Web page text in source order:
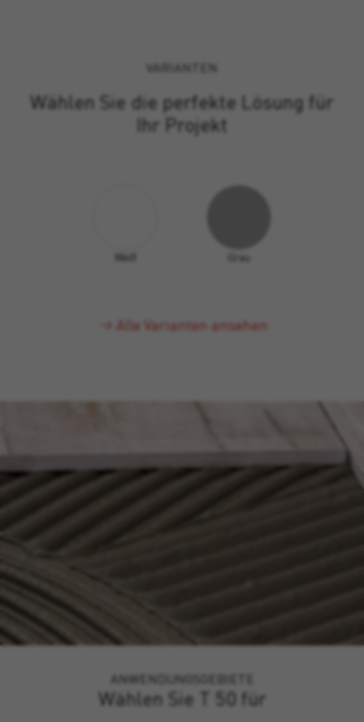
VARIANTEN
Wählen Sie die perfekte Lösung für
Ihr Projekt
Weiß Grau
Alle Varianten ansehen
ANWENDUNGSGEBIETE
Wählen Sie T 50 für